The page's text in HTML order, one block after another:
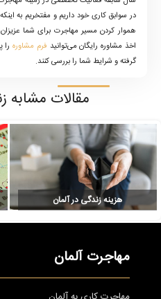
در سوابق کاری خود داریم و مفتخریم به
هموار کردن مسیر مهاجرت برای شما
اخذ مشاوره رایگان می‌توانید فرم مشاورهرا
گرفته و شرایط شما را بررسی کنند.
مقالات مشابه
هزینه زندگی در آلمان
مهاجرت آلمان